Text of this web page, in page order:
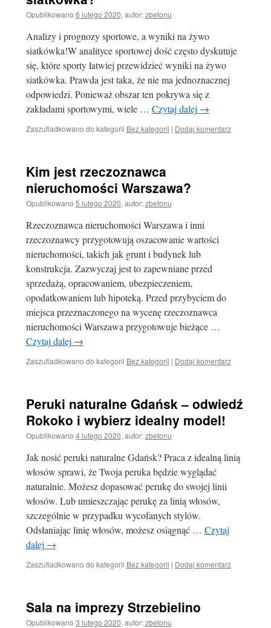
Opublikowano 6 lutego 2020, autor: zbetonu
Analizy i prognozy sportowe, a wyniki na żywo
siatkówka!W analityce sportowej dość często dyskutuje
się, które sporty łatwiej przewidzieć wyniki na żywo
siatkówka. Prawda jest taka, że ​​nie ma jednoznacznej
odpowiedzi. Ponieważ obszar ten pokrywa się z
zakładami sportowymi, wiele … Czytaj dalej →
Zaszufladkowano do kategorii Bez kategorii | Dodaj komentarz
Kim jest rzeczoznawca
nieruchomości Warszawa?
Opublikowano 5 lutego 2020, autor: zbetonu
Rzeczoznawca nieruchomości Warszawa i inni
rzeczoznawcy przygotowują oszacowanie wartości
nieruchomości, takich jak grunt i budynek lub
konstrukcja. Zazwyczaj jest to zapewniane przed
sprzedażą, opracowaniem, ubezpieczeniem,
opodatkowaniem lub hipoteką. Przed przybyciem do
miejsca przeznaczonego na wycenę rzeczoznawca
nieruchomości Warszawa przygotowuje bieżące …
Czytaj dalej →
Zaszufladkowano do kategorii Bez kategorii | Dodaj komentarz
Peruki naturalne Gdańsk – odwiedź
Rokoko i wybierz idealny model!
Opublikowano 4 lutego 2020, autor: zbetonu
Jak nosić peruki naturalne Gdańsk? Praca z idealną linią
włosów sprawi, że Twoja peruka będzie wyglądać
naturalnie. Możesz dopasować perukę do swojej linii
włosów. Lub umieszczając perukę za linią włosów,
szczególnie w przypadku wycofanych stylów.
Odsłaniając linię włosów, możesz osiągnąć … Czytaj
dalej →
Zaszufladkowano do kategorii Bez kategorii | Dodaj komentarz
Sala na imprezy Strzebielino
Opublikowano 3 lutego 2020, autor: zbetonu